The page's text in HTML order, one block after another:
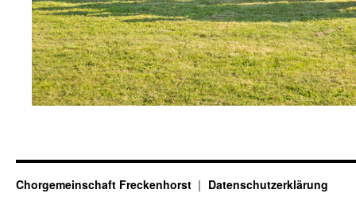
Chorgemeinschaft Freckenhorst Datenschutzerklärung